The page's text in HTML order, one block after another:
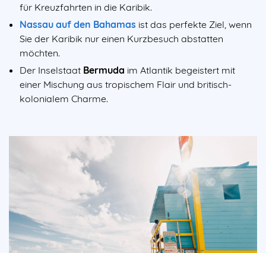
für Kreuzfahrten in die Karibik.
Nassau auf den Bahamas ist das perfekte Ziel, wenn
Sie der Karibik nur einen Kurzbesuch abstatten
möchten.
Der Inselstaat Bermuda im Atlantik begeistert mit
einer Mischung aus tropischem Flair und britisch-
kolonialem Charme.